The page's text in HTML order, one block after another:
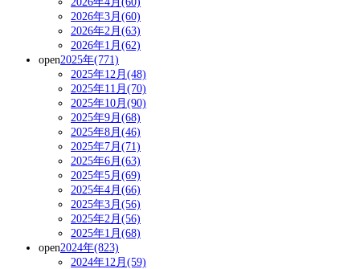
2026年3月(60)
2026年2月(63)
2026年1月(62)
open2025年(771)
2025年12月(48)
2025年11月(70)
2025年10月(90)
2025年9月(68)
2025年8月(46)
2025年7月(71)
2025年6月(63)
2025年5月(69)
2025年4月(66)
2025年3月(56)
2025年2月(56)
2025年1月(68)
open2024年(823)
2024年12月(59)